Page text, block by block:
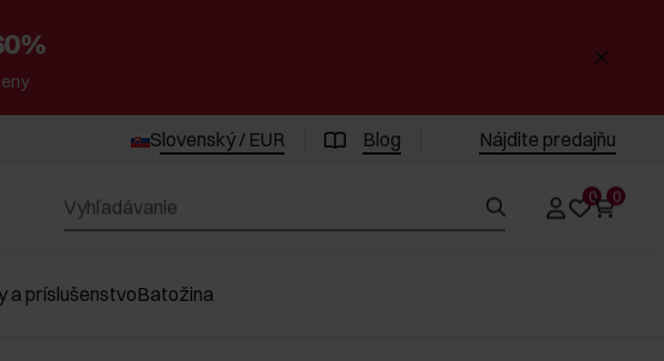
Slovenský / EUR Blog Nájdite predajňu
0 0
a príslušenstvoBatožina